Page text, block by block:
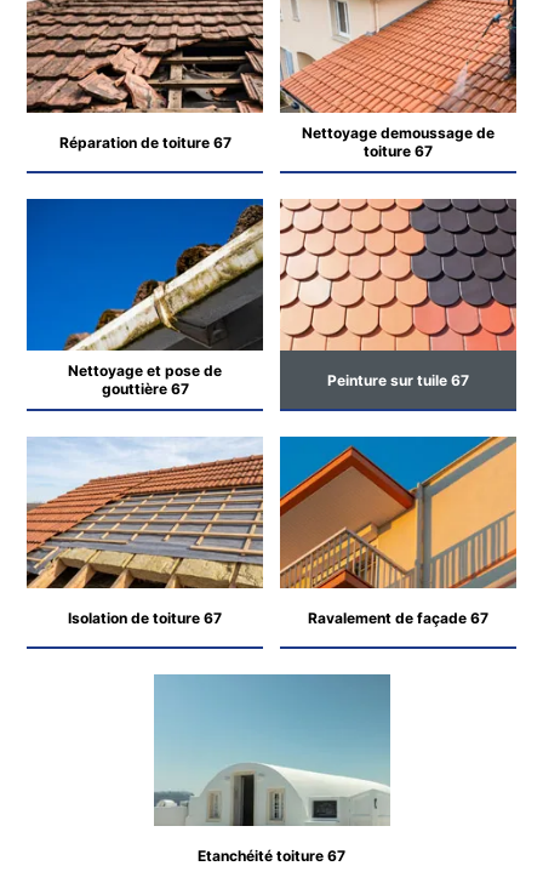
Réparation de toiture 67
Nettoyage demoussage de
toiture 67
Nettoyage et pose de
gouttière 67
Peinture sur tuile 67
Isolation de toiture 67 Ravalement de façade 67
Etanchéité toiture 67